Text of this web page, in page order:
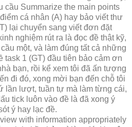
cầu Summarize the main points
cá nhân (A) hay bảo viết thư
lại chuyển sang viết đơn đặt
nghiệm rút ra là đọc đề thật kỹ,
một, và làm đúng tất cả những
task 1 (GT) đầu tiên bảo cảm ơn
bạn, rồi kể xem tôi đã ấn tượng
đi đó, xong mời bạn đến chỗ tôi
lần lượt, tuần tự mà làm từng cái,
tick luôn vào đề là đã xong ý
ý hay lạc đề.
with information appropriately